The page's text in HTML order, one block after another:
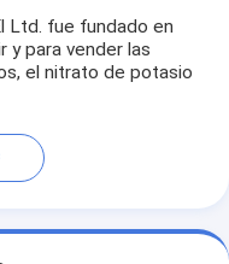
Ltd. fue fundado en
y para vender las
el nitrato de potasio